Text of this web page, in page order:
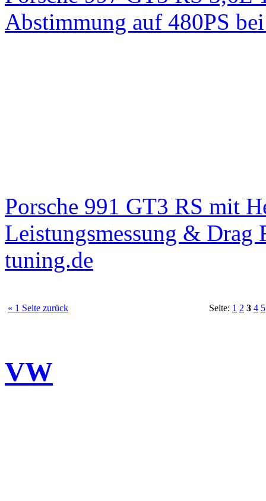
Abstimmung auf 480PS
Porsche 991 GT3 RS mit
Leistungsmessung & Drag
tuning.de
« 1 Seite zurück Seite: 1 2 3 4 5
VW